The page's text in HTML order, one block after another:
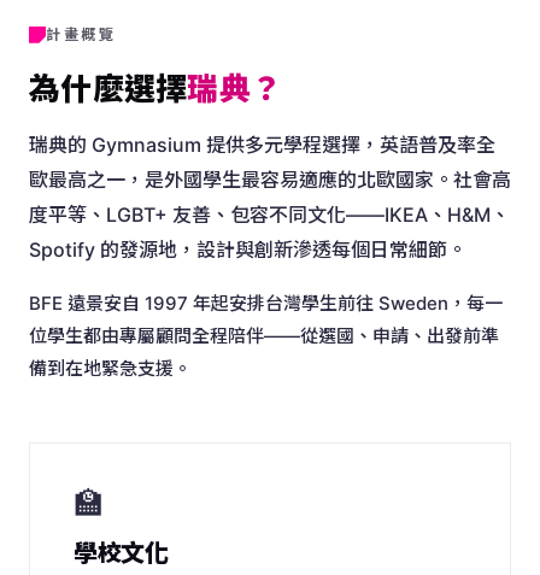
計畫概覽
為什麼選擇瑞典？
瑞典的 Gymnasium 提供多元學程選擇，英語普及率全
歐最高之一，是外國學生最容易適應的北歐國家。社會高
度平等、LGBT+ 友善、包容不同文化——IKEA、H&M、
Spotify 的發源地，設計與創新滲透每個日常細節。
BFE 遠景安自 1997 年起安排台灣學生前往 Sweden，每一
位學生都由專屬顧問全程陪伴——從選國、申請、出發前準
備到在地緊急支援。
🏫
學校文化